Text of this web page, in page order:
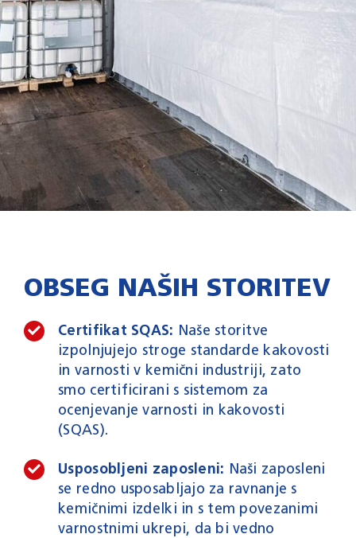
OBSEG NAŠIH STORITEV
Certifikat SQAS: Naše storitve
izpolnjujejo stroge standarde kakovosti
in varnosti v kemični industriji, zato
smo certificirani s sistemom za
ocenjevanje varnosti in kakovosti
(SQAS).
Usposobljeni zaposleni: Naši zaposleni
se redno usposabljajo za ravnanje s
kemičnimi izdelki in s tem povezanimi
varnostnimi ukrepi, da bi vedno